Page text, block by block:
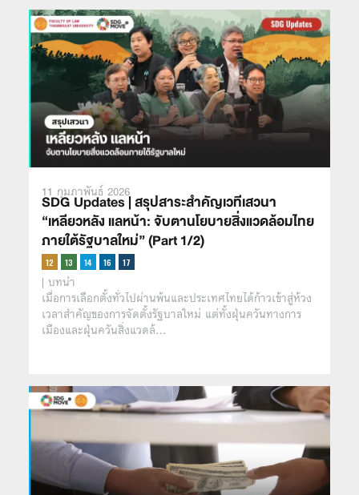
11 กุมภาพันธ์ 2026
SDG Updates | สรุปสาระสำคัญเวทีเสวนา
“เหลียวหลัง แลหน้า: จับตานโยบายสิ่งแวดล้อมไทย
ภายใต้รัฐบาลใหม่” (Part 1/2)
| บทนำ
เมื่อการเลือกตั้งทั่วไปผ่านพ้นและประเทศไทยได้ก้าวเข้าสู่ห้วง
เวลาสำคัญของการจัดตั้งรัฐบาลใหม่ แต่ทั้งฝุ่นควันทางการ
เมืองและฝุ่นควันสิ่งแวดล้…